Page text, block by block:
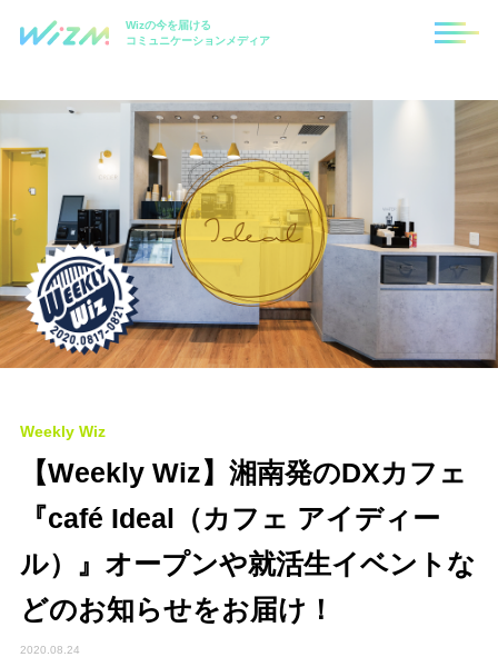
Wizの今を届ける
コミュニケーションメディア
Weekly Wiz
【Weekly Wiz】湘南発のDXカフェ
『café Ideal（カフェ アイディー
ル）』オープンや就活生イベントな
どのお知らせをお届け！
2020.08.24